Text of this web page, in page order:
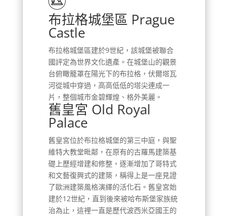
布拉格城堡區 Prague
Castle
布拉格城堡區建於9世紀，該城堡被聯合
國評定為世界文化遺產。在城堡山的觀景
台俯瞰籠罩在陽光下的布拉格，伏爾塔瓦
河從城中穿過，高高低低的塔尖連成一
片，整個城市金碧輝煌、格外美麗。
舊皇宮 Old Royal
Palace
舊皇宮位於布拉格城堡的第三中庭，與聖
維特大教堂毗鄰，在原有的古羅馬建築基
礎上歷經增建和修整，逐漸增加了哥特式
和文藝復興式的建築，稱得上是一座見證
了歐洲建築風格演繹的活化石。舊皇宮始
建於12世紀，直到後來被哈布斯堡家族統
治為止，這裡一直是歷代波西米亞國王的